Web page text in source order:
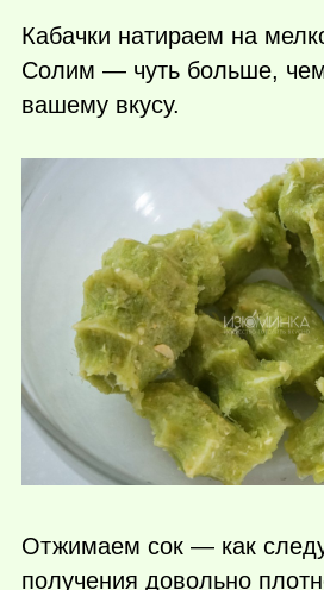
Кабачки натираем на
Солим — чуть больше, чем
вашему вкусу.
Отжимаем сок — как
получения довольно